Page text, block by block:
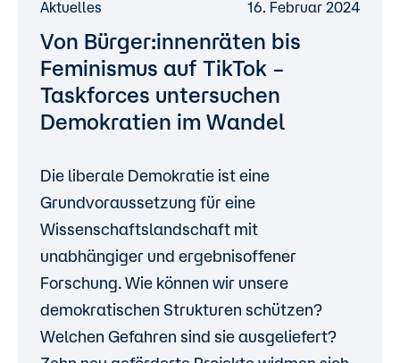
Aktuelles 16. Februar 2024
Von Bürger:innenräten bis
Feminismus auf TikTok –
Taskforces untersuchen
Demokratien im Wandel
Die liberale Demokratie ist eine
Grundvoraussetzung für eine
Wissenschaftslandschaft mit
unabhängiger und ergebnisoffener
Forschung. Wie können wir unsere
demokratischen Strukturen schützen?
Welchen Gefahren sind sie ausgeliefert?